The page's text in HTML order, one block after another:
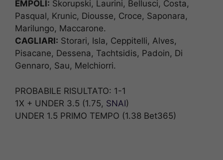
EMPOLI: Skorupski, Laurini, Bellusci, Costa,
Pasqual, Krunic, Diousse, Croce, Saponara,
Marilungo, Maccarone.
CAGLIARI: Storari, Isla, Ceppitelli, Alves,
Pisacane, Dessena, Tachtsidis, Padoin, Di
Gennaro, Sau, Melchiorri.
PROBABILE RISULTATO: 1-1
1X + UNDER 3.5 (1.75, SNAI)
UNDER 1.5 PRIMO TEMPO (1.38 Bet365)